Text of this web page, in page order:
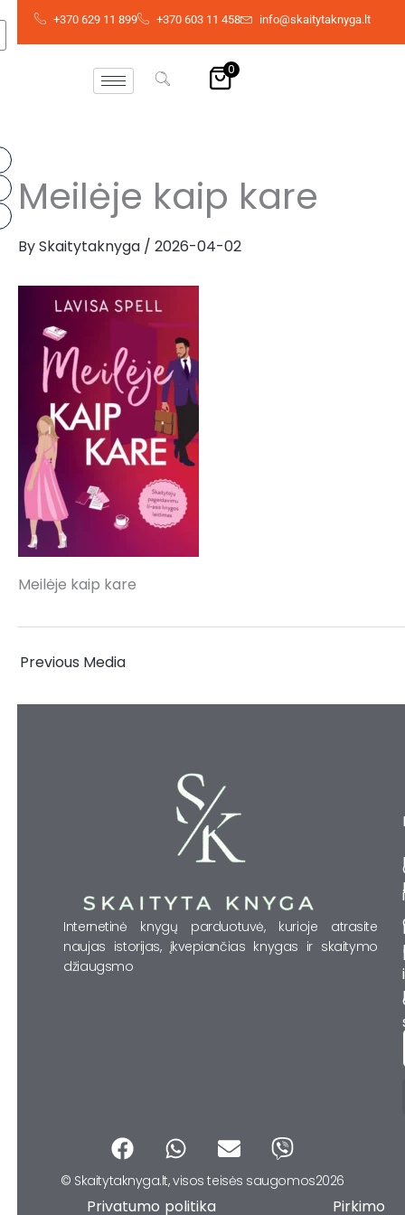
+370 629 11 899 +370 603 11 458 info@skaitytaknyga.lt
0
Meilėje kaip kare
BySkaitytaknyga / 2026-04-02
Meilėje kaip kare
Previous Media
Internetinė knygų parduotuvė, kurioje atrasite
naujas istorijas, įkvepiančias knygas ir skaitymo
džiaugsmo
F
a
c
W
h
a
E
n
v
V
b
© Skaitytaknyga.lt, visos teisės saugomos2026
Privatumo politika Pirkimo